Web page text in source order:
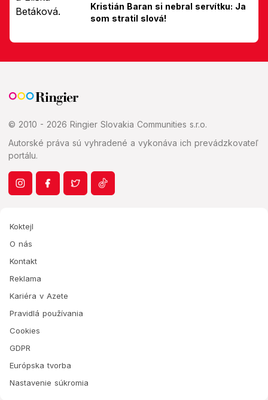
Kristián Baran si nebral servítku: Ja
som stratil slová!
© 2010 - 2026 Ringier Slovakia Communities s.r.o.
Autorské práva sú vyhradené a vykonáva ich prevádzkovateľ
portálu.
Koktejl
O nás
Kontakt
Reklama
Kariéra v Azete
Pravidlá používania
Cookies
GDPR
Európska tvorba
Nastavenie súkromia